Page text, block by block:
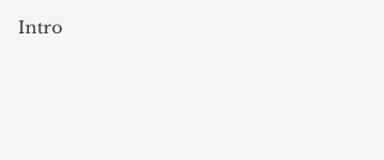
Intro